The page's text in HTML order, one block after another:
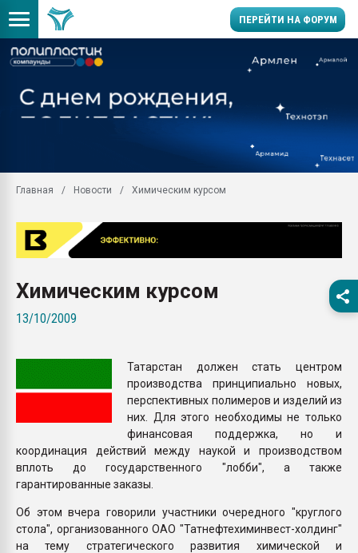
ПЕРЕЙТИ НА ФОРУМ
заводу пластмасс"
Вакуум-формовочные
первый план в
Всё, что касается
бутылок
ПЕРЕЙТИ НА
Главная Новости Химическим курсом
Химическим курсом
13/10/2009
Татарстан должен стать центром
производства принципиально новых,
перспективных полимеров и изделий из
них. Для этого необходимы не только
финансовая поддержка, но и
координация действий между наукой и производством
вплоть до государственного "лобби", а также
гарантированные заказы.
Об этом вчера говорили участники очередного "круглого
стола", организованного ОАО "Татнефтехиминвест-холдинг"
на тему стратегического развития химической и